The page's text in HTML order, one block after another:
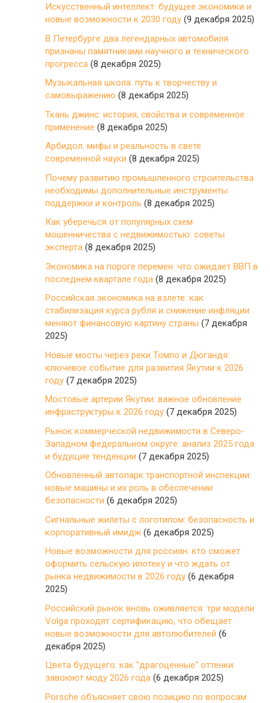
Искусственный интеллект: будущее экономики и
новые возможности к 2030 году (9 декабря 2025)
В Петербурге два легендарных автомобиля
признаны памятниками научного и технического
прогресса (8 декабря 2025)
Музыкальная школа: путь к творчеству и
самовыражению (8 декабря 2025)
Ткань джинс: история, свойства и современное
применение (8 декабря 2025)
Арбидол: мифы и реальность в свете
современной науки (8 декабря 2025)
Почему развитию промышленного строительства
необходимы дополнительные инструменты
поддержки и контроль (8 декабря 2025)
Как уберечься от популярных схем
мошенничества с недвижимостью: советы
эксперта (8 декабря 2025)
Экономика на пороге перемен: что ожидает ВВП в
последнем квартале года (8 декабря 2025)
Российская экономика на взлете: как
стабилизация курса рубля и снижение инфляции
меняют финансовую картину страны (7 декабря
2025)
Новые мосты через реки Томпо и Дюгандя:
ключевое событие для развития Якутии к 2026
году (7 декабря 2025)
Мостовые артерии Якутии: важное обновление
инфраструктуры к 2026 году (7 декабря 2025)
Рынок коммерческой недвижимости в Северо-
Западном федеральном округе: анализ 2025 года
и будущие тенденции (7 декабря 2025)
Обновленный автопарк транспортной инспекции:
новые машины и их роль в обеспечении
безопасности (6 декабря 2025)
Сигнальные жилеты с логотипом: безопасность и
корпоративный имидж (6 декабря 2025)
Новые возможности для россиян: кто сможет
оформить сельскую ипотеку и что ждать от
рынка недвижимости в 2026 году (6 декабря
2025)
Российский рынок вновь оживляется: три модели
Volga проходят сертификацию, что обещает
новые возможности для автолюбителей (6
декабря 2025)
Цвета будущего: как "драгоценные" оттенки
завоюют моду 2026 года (6 декабря 2025)
Porsche объясняет свою позицию по вопросам